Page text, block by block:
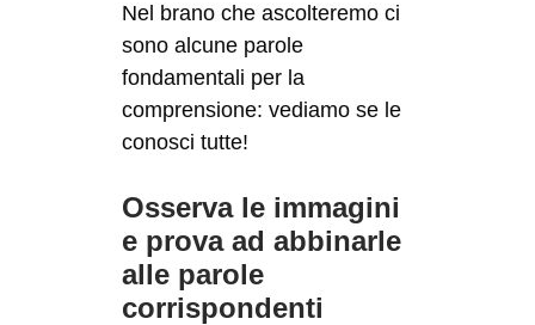
Nel brano che ascolteremo ci
sono alcune parole
fondamentali per la
comprensione: vediamo se le
conosci tutte!
Osserva le immagini
e prova ad abbinarle
alle parole
corrispondenti